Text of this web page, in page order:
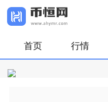
首页 行情